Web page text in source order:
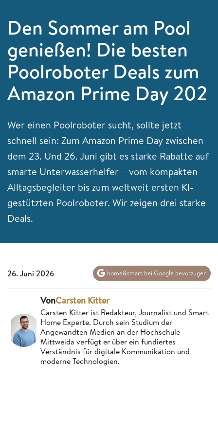
Den Sommer am Pool
genießen! Die besten
Poolroboter Deals zum
Amazon Prime Day 202
Wer einen Poolroboter sucht, sollte jetzt
schnell sein: Zum Amazon Prime Day zwischen
dem 23. Und 26. Juni gibt es starke Rabatte auf
smarte Unterwasserhelfer – vom kompakten
Alltagsbegleiter bis zum weltweit ersten KI-
gestützten Poolroboter. Wir zeigen drei starke
Deals.
26. Juni 2026 home&smart bei Google bevorzugen
VonCarsten Kitter
Carsten Kitter ist Redakteur, Journalist und Smart
Home Experte. Durch sein Studium der
Angewandten Medien an der Hochschule
Mittweida verfügt er über ein fundiertes
Verständnis für digitale Kommunikation und
moderne Technologien.